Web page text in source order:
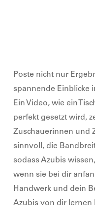
Poste nicht nur
spannende Einblicke
Ein Video, wie ein
perfekt gesetzt wird,
Zuschauerinnen und
sinnvoll, die
sodass Azubis
wenn sie bei dir
Handwerk und dein
Azubis von dir lernen